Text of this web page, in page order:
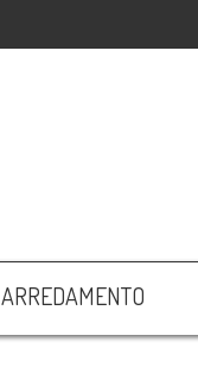
ARREDAMENTO